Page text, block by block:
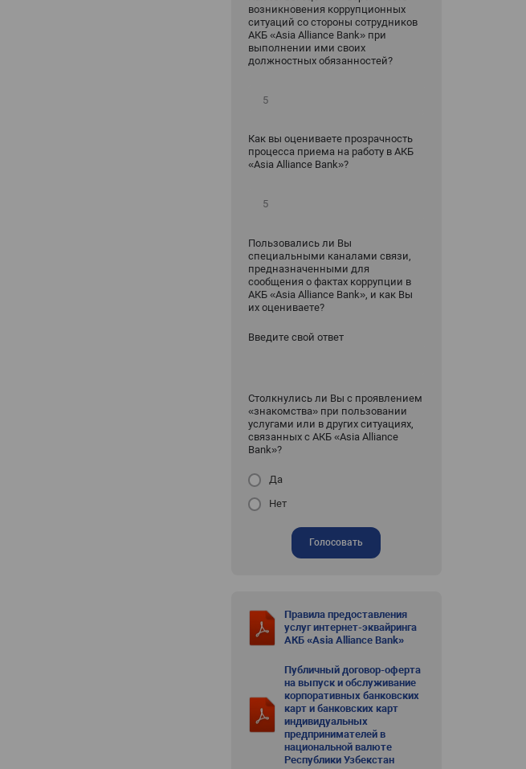
возникновения коррупционных
ситуаций со стороны сотрудников
АКБ «Asia Alliance Bank» при
выполнении ими своих
должностных обязанностей?
Как вы оцениваете прозрачность
процесса приема на работу в АКБ
«Asia Alliance Bank»?
Пользовались ли Вы
специальными каналами связи,
предназначенными для
сообщения о фактах коррупции в
АКБ «Asia Alliance Bank», и как Вы
их оцениваете?
Введите свой ответ
Столкнулись ли Вы с проявлением
«знакомства» при пользовании
услугами или в других ситуациях,
связанных с АКБ «Asia Alliance
Bank»?
Да
Нет
Голосовать
Правила предоставления
услуг интернет-эквайринга
АКБ «Asia Alliance Bank»
Публичный договор-оферта
на выпуск и обслуживание
корпоративных банковских
карт и банковских карт
индивидуальных
предпринимателей в
национальной валюте
Республики Узбекстан